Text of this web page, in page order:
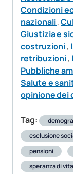
Condizioni
nazionali,
Giustizia e
costruzioni,
retribuzioni,
Pubbliche
Salute e
opinione dei
Tag:
esclusione
pensioni
speranza di vita